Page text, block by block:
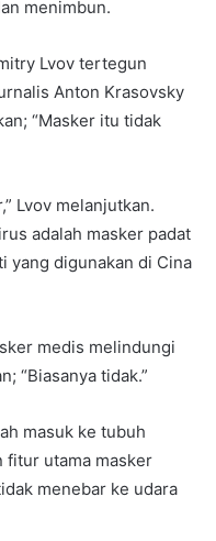
menimbun.
Lvov tertegun
Anton Krasovsky
“Masker itu tidak
Lvov melanjutkan.
adalah masker padat
yang digunakan di Cina
medis melindungi
“Biasanya tidak.”
masuk ke tubuh
fitur utama masker
menebar ke udara